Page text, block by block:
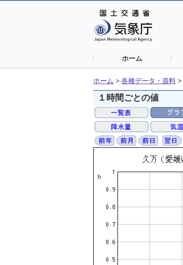
ホーム
ホーム > 各種データ・資料 >
１時間ごとの値